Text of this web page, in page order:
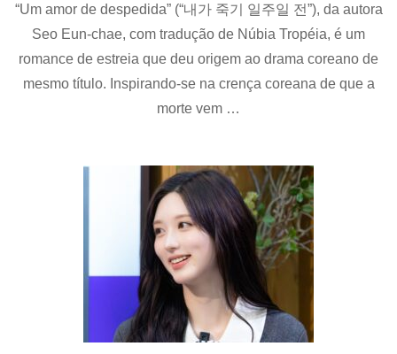
despedida
“Um amor de despedida” (“내가 죽기 일주일 전”), da autora
Seo Eun-chae, com tradução de Núbia Tropéia, é um
romance de estreia que deu origem ao drama coreano de
mesmo título. Inspirando-se na crença coreana de que a
morte vem …